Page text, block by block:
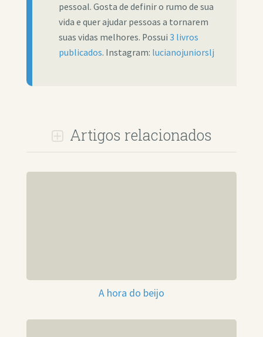
pessoal. Gosta de definir o rumo de sua
vida e quer ajudar pessoas a tornarem
suas vidas melhores. Possui 3 livros
publicados. Instagram: lucianojuniorslj
Artigos relacionados
A hora do beijo